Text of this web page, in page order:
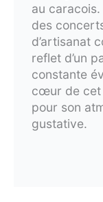
au
des
d’artisanat
reflet d’un
constante
cœur de cet
pour son
gustative.